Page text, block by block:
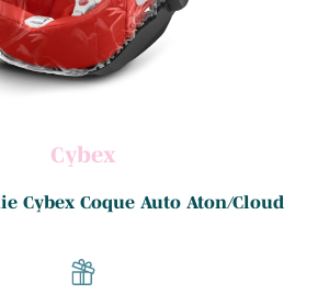
Cybex
Cybex Coque Auto Aton/Cloud